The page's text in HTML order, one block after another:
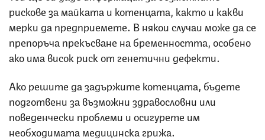
рискове за майката и котенцата, както и какви
мерки да предприемете. В някои случаи може да се
препоръча прекъсване на бременността, особено
ако има висок риск от генетични дефекти.
Ако решите да задържите котенцата, бъдете
подготвени за възможни здравословни или
поведенчески проблеми и осигурете им
необходимата медицинска грижа.